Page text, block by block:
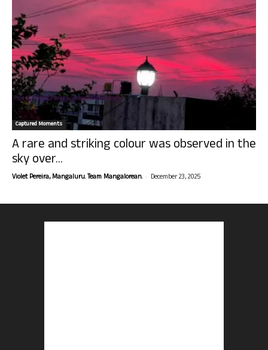
Captured Moments
A rare and striking colour was observed in the
sky over...
Violet Pereira, Mangaluru. Team Mangalorean. - December 23, 2025